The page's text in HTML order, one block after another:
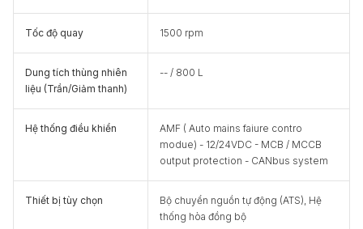
Tốc độ quay 1500 rpm
Dung tích thùng nhiên
liệu (Trần/Giảm thanh)
-- / 800 L
Hệ thống điều khiển
AMF ( Auto mains faiure contro
modue) - 12/24VDC - MCB / MCCB
output protection - CANbus system
Thiết bị tùy chọn
Bộ chuyển nguồn tự động (ATS), Hệ
thống hòa đồng bộ